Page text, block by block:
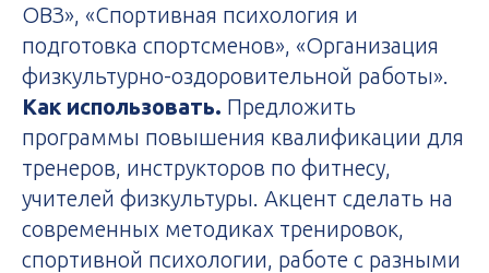
ОВЗ», «Спортивная психология и
подготовка спортсменов», «Организация
физкультурно-оздоровительной работы».
Как использовать. Предложить
программы повышения квалификации для
тренеров, инструкторов по фитнесу,
учителей физкультуры. Акцент сделать на
современных методиках тренировок,
спортивной психологии, работе с разными